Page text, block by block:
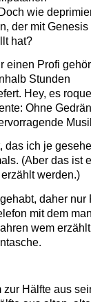
wie
der mit Genesis
hat?
einen Profi
Stunden
Hey, es
Ohne
das ich je
(Aber das ist
werden.)
daher nur
mit dem
wem
zur Hälfte aus